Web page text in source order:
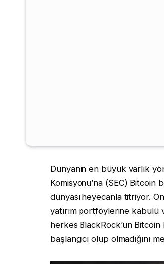
Dünyanın en büyük varlık
Komisyonu’na (SEC) Bitcoin
dünyası heyecanla titriyor.
yatırım portföylerine kabulü
herkes BlackRock’un Bitcoin
başlangıcı olup olmadığını